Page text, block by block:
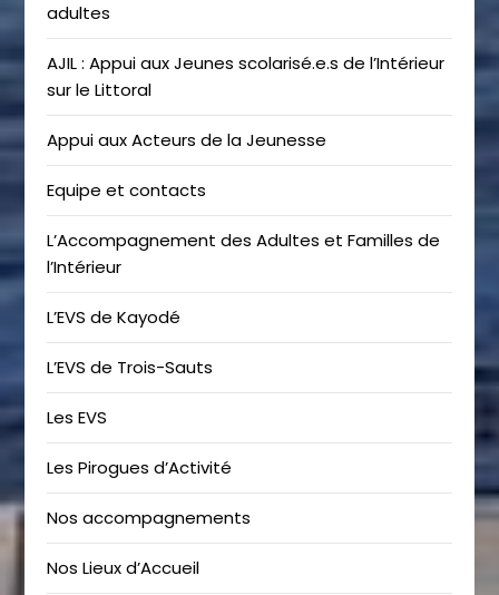
adultes
AJIL : Appui aux Jeunes scolarisé.e.s de l’Intérieur
sur le Littoral
Appui aux Acteurs de la Jeunesse
Equipe et contacts
L’Accompagnement des Adultes et Familles de
l’Intérieur
L’EVS de Kayodé
L’EVS de Trois-Sauts
Les EVS
Les Pirogues d’Activité
Nos accompagnements
Nos Lieux d’Accueil